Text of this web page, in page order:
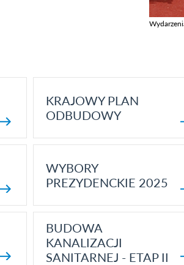
KRAJOWY PLAN
ODBUDOWY
WYBORY
PREZYDENCKIE 2025
BUDOWA
KANALIZACJI
SANITARNEJ - ETAP II